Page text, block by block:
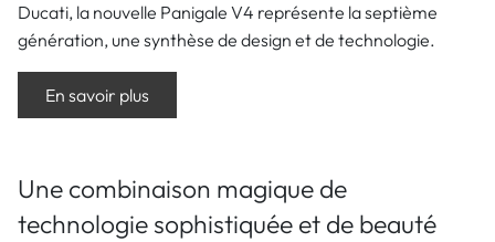
Ducati, la nouvelle Panigale V4 représente la septième
génération, une synthèse de design et de technologie.
En savoir plus
Une combinaison magique de
technologie sophistiquée et de beauté